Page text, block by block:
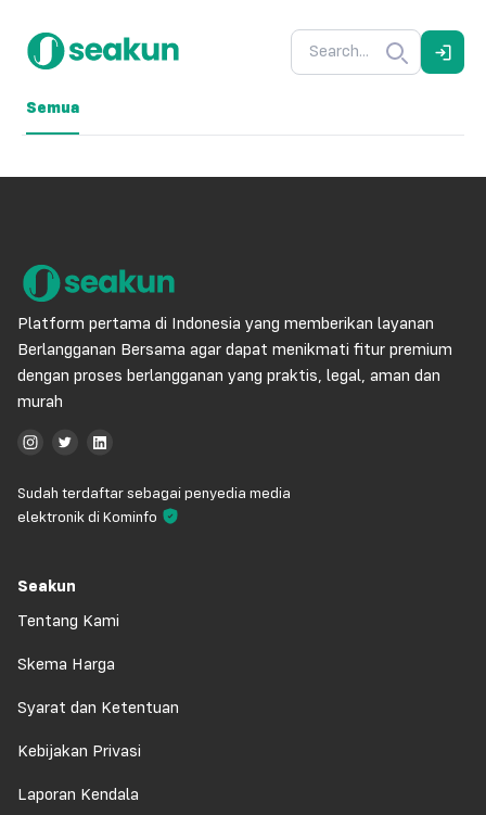
Semua
Platform pertama di Indonesia yang memberikan layanan
Berlangganan Bersama agar dapat menikmati fitur premium
dengan proses berlangganan yang praktis, legal, aman dan
murah
Sudah terdaftar sebagai penyedia media
elektronik di Kominfo
Seakun
Tentang Kami
Skema Harga
Syarat dan Ketentuan
Kebijakan Privasi
Laporan Kendala